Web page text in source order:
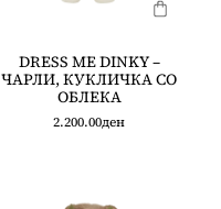
DRESS ME DINKY –
ЧАРЛИ, КУКЛИЧКА СО
ОБЛЕКА
2.200.00ден